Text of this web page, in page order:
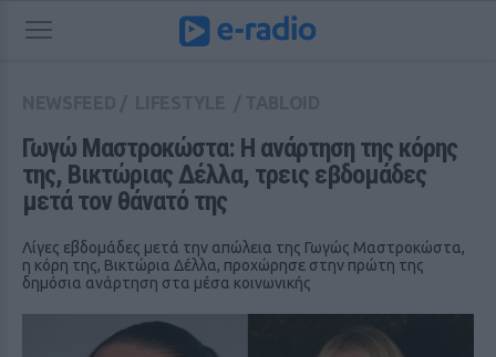
Γωγώ Μαστροκώστα: Η ανάρτηση της κόρης
της, Βικτώριας Δέλλα, τρεις εβδομάδες
μετά τον θάνατό της
Λίγες εβδομάδες μετά την απώλεια της Γωγώς Μαστροκώστα,
η κόρη της, Βικτώρια Δέλλα, προχώρησε στην πρώτη της
δημόσια ανάρτηση στα μέσα κοινωνικής